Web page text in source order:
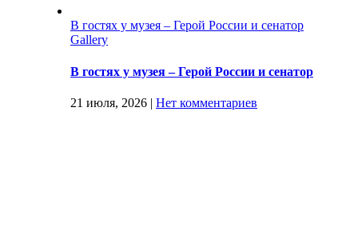
В гостях у музея – Герой России и сенатор
Gallery
В гостях у музея – Герой России и сенатор
21 июля, 2026 | Нет комментариев